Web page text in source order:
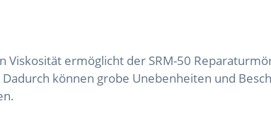
ermöglicht der SRM-50
können grobe Unebenheiten und